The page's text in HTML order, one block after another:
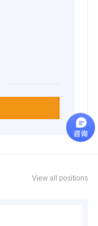
View all positions